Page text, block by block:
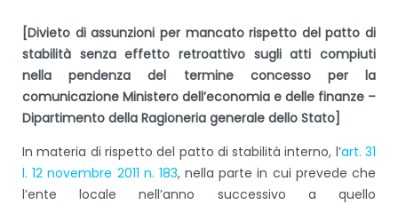
[Divieto di assunzioni per mancato rispetto del patto di
stabilità senza effetto retroattivo sugli atti compiuti
nella pendenza del termine concesso per la
comunicazione Ministero dell’economia e delle finanze –
Dipartimento della Ragioneria generale dello Stato]
In materia di rispetto del patto di stabilità interno, l’art. 31
l. 12 novembre 2011 n. 183, nella parte in cui prevede che
l’ente locale nell’anno successivo a quello